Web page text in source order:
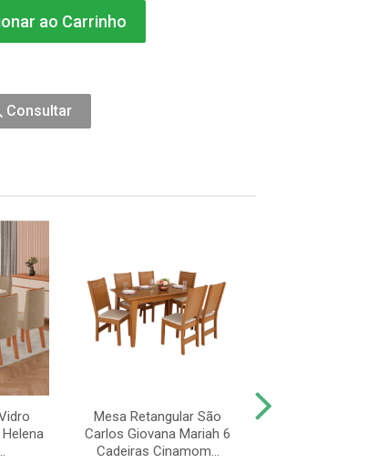
ao Carrinho
Consultar
Mesa Retangular São
Carlos Giovana Mariah 6
Cadeiras Cinamom...